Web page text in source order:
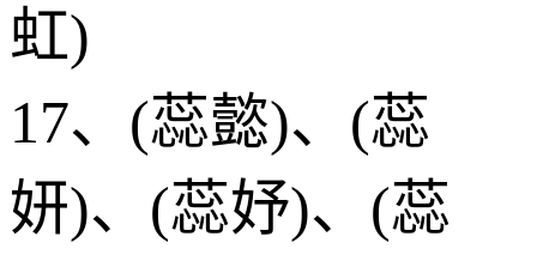
虹)
17、(蕊懿)、(蕊
妍)、(蕊妤)、(蕊